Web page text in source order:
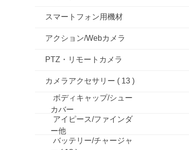
スマートフォン用機材
アクション/Webカメラ
PTZ・リモートカメラ
カメラアクセサリー ( 13 )
ボディキャップ/シュー
カバー
アイピース/ファインダ
ー他
バッテリー/チャージャ